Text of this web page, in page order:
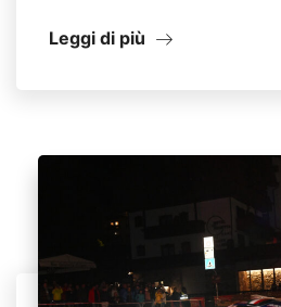
Leggi di più